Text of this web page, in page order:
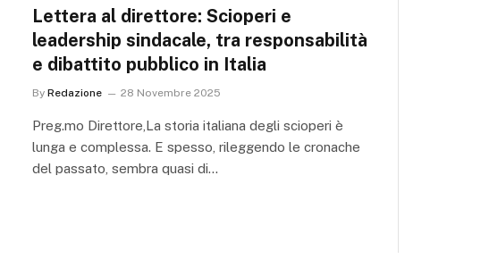
Lettera al direttore: Scioperi e
leadership sindacale, tra responsabilità
e dibattito pubblico in Italia
By Redazione 28 Novembre 2025
Preg.mo Direttore,La storia italiana degli scioperi è
lunga e complessa. E spesso, rileggendo le cronache
del passato, sembra quasi di…